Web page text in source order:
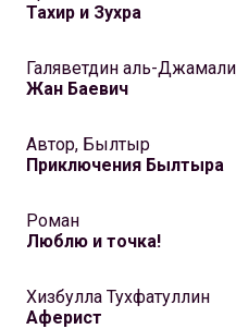
Тахир и Зухра
Галяветдин аль-
Жан Баевич
Автор, Былтыр
Приключения Былтыра
Роман
Люблю и точка!
Хизбулла Тухфатуллин
Аферист